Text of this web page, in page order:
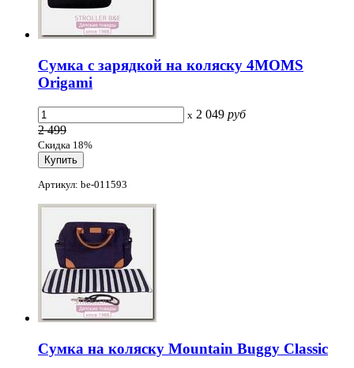
Сумка с зарядкой на коляску 4MOMS
Origami
x 2 049 руб
2 499
Скидка 18%
Артикул: be-011593
Сумка на коляску Mountain Buggy Classic